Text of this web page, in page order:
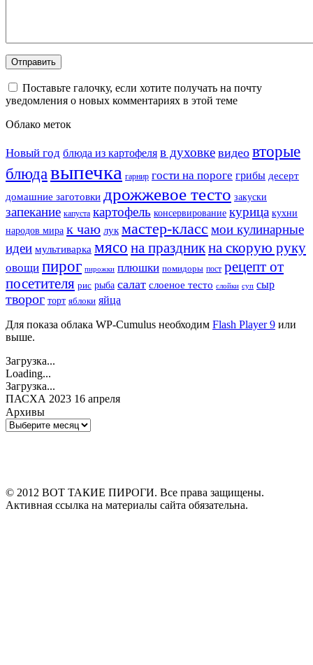
Поставьте галочку, если хотите получать на почту
уведомления о новых комментариях в этой теме
Облако меток
Новый год блюда из картофеля в духовке видео вторые
блюдавыпечка гарнир гости на пороге грибы десерт
домашние заготовки дрожжевое тесто закуски
запекание капуста картофель консервирование курица кухни
народов мира к чаю лук мастер-класс мои кулинарные
идеи мультиварка мясо на праздникна скорую руку
овощи пирог пирожки плюшки помидоры пост рецепт от
посетителя рис рыба салат слоеное тесто слойки суп сыр
творог торт яблоки яйца
Для показа облака WP-Cumulus необходим Flash Player 9 или
выше.
Загрузка...
Loading...
Загрузка...
ПАСХА 2023 16 апреля
Архивы
Архивы
© 2012 ВОТ ТАКИЕ ПИРОГИ. Все права защищены.
Активная ссылка на материалы сайта обязательна.